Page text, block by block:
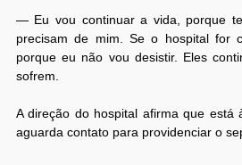
— Eu vou continuar a vida, porque
precisam de mim. Se o hospital for
porque eu não vou desistir. Eles
sofrem.
A direção do hospital afirma que está
aguarda contato para providenciar o